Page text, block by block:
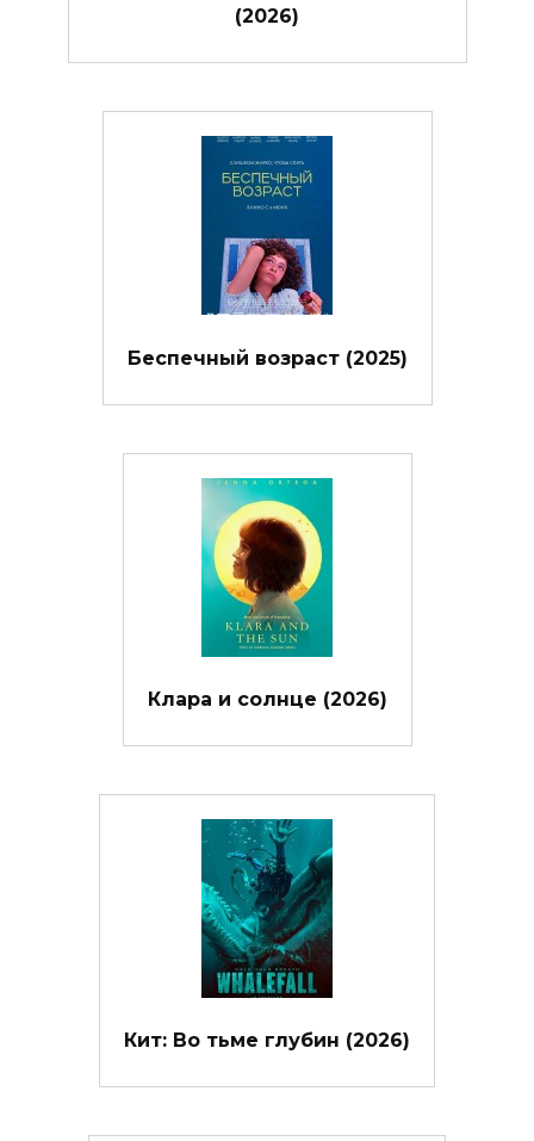
(2026)
Беспечный возраст (2025)
Клара и солнце (2026)
Кит: Во тьме глубин (2026)